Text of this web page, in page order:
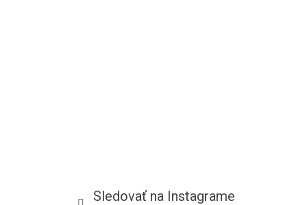
Sledovať na Instagrame